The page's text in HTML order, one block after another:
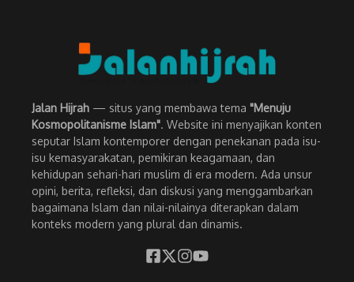
Jalan Hijrah — situs yang membawa tema "Menuju
Kosmopolitanisme Islam". Website ini menyajikan konten
seputar Islam kontemporer dengan penekanan pada isu-
isu kemasyarakatan, pemikiran keagamaan, dan
kehidupan sehari-hari muslim di era modern. Ada unsur
opini, berita, refleksi, dan diskusi yang menggambarkan
bagaimana Islam dan nilai-nilainya diterapkan dalam
konteks modern yang plural dan dinamis.